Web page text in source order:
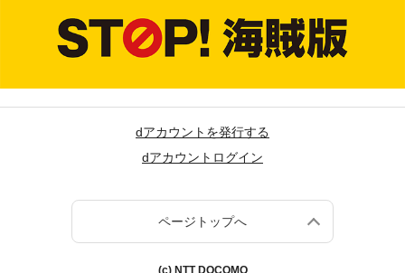
dアカウントを発行する
dアカウントログイン
ページトップへ